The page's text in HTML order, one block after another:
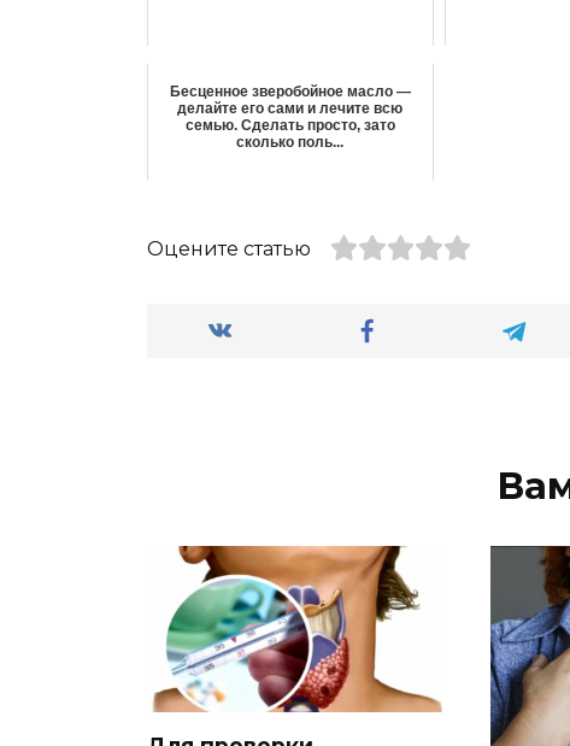
Бесценное зверобойное масло —
делайте его сами и лечите всю
семью. Сделать просто, зато
сколько поль...
Оцените статью